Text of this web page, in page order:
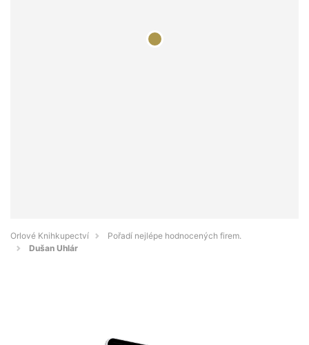
Orlové Knihkupectví
Pořadí nejlépe hodnocených firem.
Dušan Uhlár